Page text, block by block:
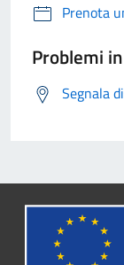
Prenota
Problemi
Segnala